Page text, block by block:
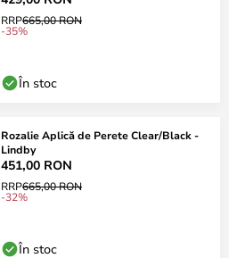
RRP665,00 RON
-35%
În stoc
Rozalie Aplică de Perete Clear/Black -
Lindby
451,00 RON
RRP665,00 RON
-32%
În stoc